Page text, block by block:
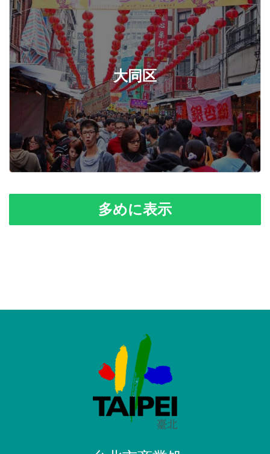
大同区
多めに表示